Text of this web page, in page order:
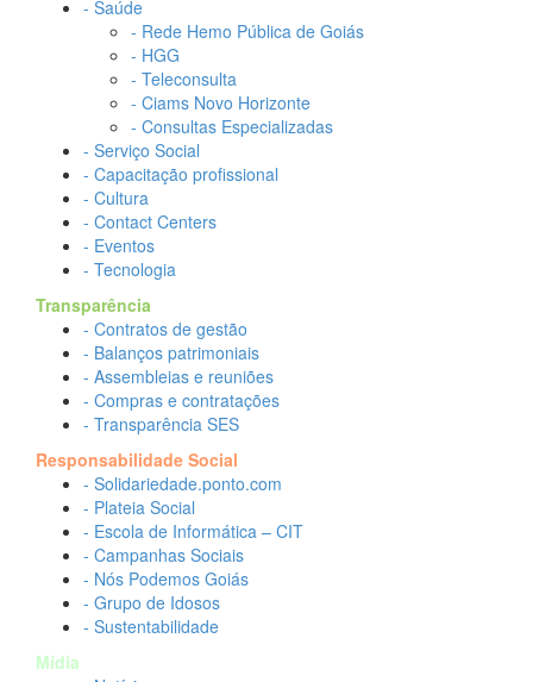
- Saúde
- Rede Hemo Pública de Goiás
- HGG
- Teleconsulta
- Ciams Novo Horizonte
- Consultas Especializadas
- Serviço Social
- Capacitação profissional
- Cultura
- Contact Centers
- Eventos
- Tecnologia
Transparência
- Contratos de gestão
- Balanços patrimoniais
- Assembleias e reuniões
- Compras e contratações
- Transparência SES
Responsabilidade Social
- Solidariedade.ponto.com
- Plateia Social
- Escola de Informática – CIT
- Campanhas Sociais
- Nós Podemos Goiás
- Grupo de Idosos
- Sustentabilidade
Mídia